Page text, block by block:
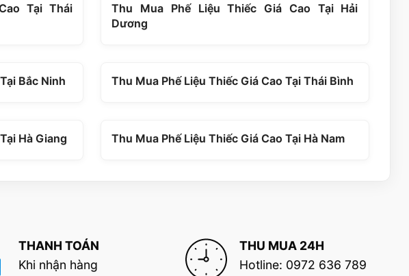
Tại Thái
Thu Mua Phế Liệu Thiếc Giá Cao Tại Hải
Dương
Bắc Ninh Thu Mua Phế Liệu Thiếc Giá Cao Tại Thái Bình
Hà Giang Thu Mua Phế Liệu Thiếc Giá Cao Tại Hà Nam
THANH TOÁN
Khi nhận hàng
THU MUA 24H
Hotline: 0972 636 789